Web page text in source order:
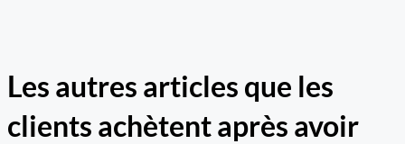
Les autres articles que les
clients achètent après avoir
Sac à
dos